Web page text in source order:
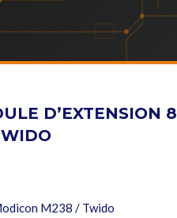
D’EXTENSION 8
M238 / Twido